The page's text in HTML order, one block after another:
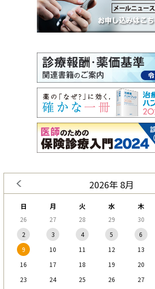
2026年 8月
日 月 火 水 木
26 27 28 29 30
2
3 4 5 6
9
10 11 12 13
16
17 18 19 20
23
24 25 26 27